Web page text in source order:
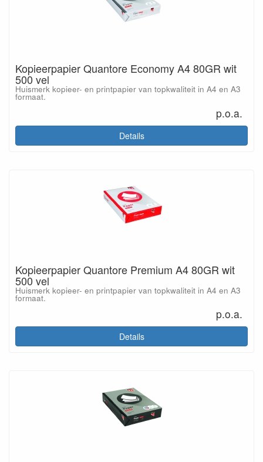
Kopieerpapier Quantore Economy A4 80GR wit
500 vel
Huismerk kopieer- en printpapier van topkwaliteit in A4 en A3
formaat.
p.o.a.
Details
Kopieerpapier Quantore Premium A4 80GR wit
500 vel
Huismerk kopieer- en printpapier van topkwaliteit in A4 en A3
formaat.
p.o.a.
Details